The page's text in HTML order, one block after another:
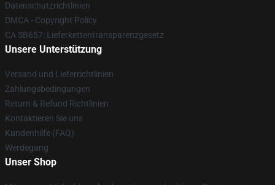
Datenschutzrichtlinien
DMCA - Copyright Policy
CA SB657: Lieferkettentransparenzgesetz
Unsere Unterstützung
Versand und Lieferrichtlinien
Zahlungsbedingungen
Return & Refund Richtlinien
Kontaktieren Sie uns
Kundenhilfe (FAQ)
Werdegang
Unser Shop